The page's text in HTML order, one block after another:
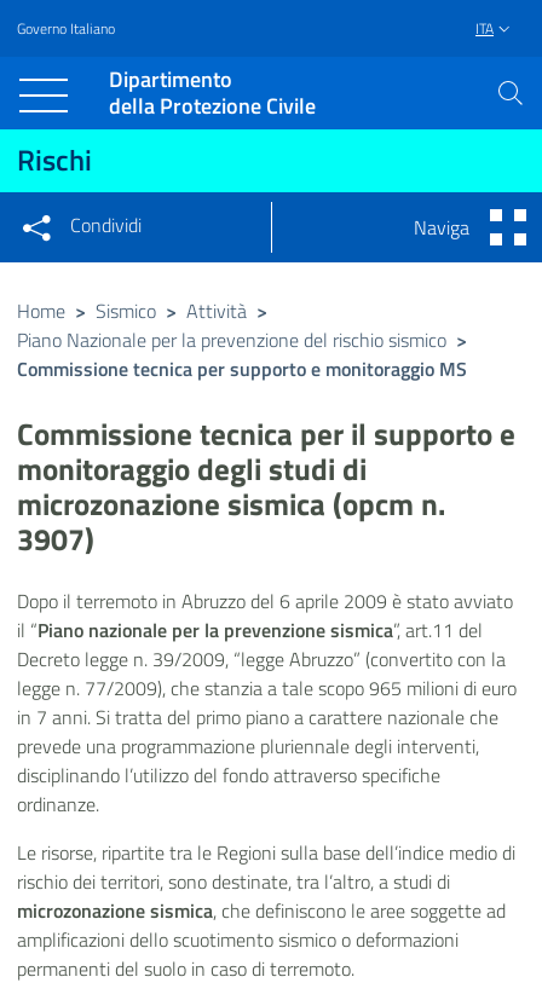
Vai al contenuto principale
Raggiungi il piè di pagina
Governo Italiano ITA
Dipartimento
della Protezione Civile
Rischi
Condividi su Facebook
Condividi su Twitter
Condividi su LinkedIn
Condividi
Condividi sui social network
Naviga
Home > Sismico > Attività >
Piano Nazionale per la prevenzione del rischio sismico >
Commissione tecnica per supporto e monitoraggio MS
Commissione tecnica per il supporto e
monitoraggio degli studi di
microzonazione sismica (opcm n.
3907)
Dopo il terremoto in Abruzzo del 6 aprile 2009 è stato avviato
il “Piano nazionale per la prevenzione sismica”, art.11 del
Decreto legge n. 39/2009, “legge Abruzzo” (convertito con la
legge n. 77/2009), che stanzia a tale scopo 965 milioni di euro
in 7 anni. Si tratta del primo piano a carattere nazionale che
prevede una programmazione pluriennale degli interventi,
disciplinando l’utilizzo del fondo attraverso specifiche
ordinanze.
Le risorse, ripartite tra le Regioni sulla base dell’indice medio di
rischio dei territori, sono destinate, tra l’altro, a studi di
microzonazione sismica, che definiscono le aree soggette ad
amplificazioni dello scuotimento sismico o deformazioni
permanenti del suolo in caso di terremoto.